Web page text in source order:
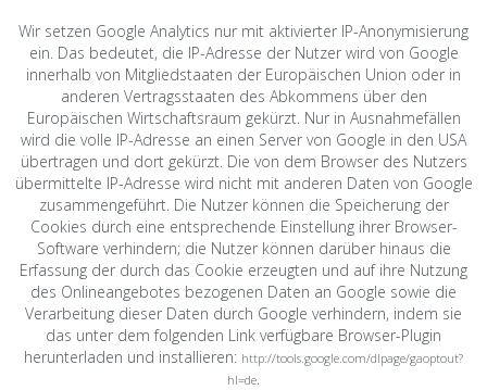
Wir setzen Google Analytics nur mit aktivierter IP-Anonymisierung
ein. Das bedeutet, die IP-Adresse der Nutzer wird von Google
innerhalb von Mitgliedstaaten der Europäischen Union oder in
anderen Vertragsstaaten des Abkommens über den
Europäischen Wirtschaftsraum gekürzt. Nur in Ausnahmefällen
wird die volle IP-Adresse an einen Server von Google in den USA
übertragen und dort gekürzt. Die von dem Browser des Nutzers
übermittelte IP-Adresse wird nicht mit anderen Daten von Google
zusammengeführt. Die Nutzer können die Speicherung der
Cookies durch eine entsprechende Einstellung ihrer Browser-
Software verhindern; die Nutzer können darüber hinaus die
Erfassung der durch das Cookie erzeugten und auf ihre Nutzung
des Onlineangebotes bezogenen Daten an Google sowie die
Verarbeitung dieser Daten durch Google verhindern, indem sie
das unter dem folgenden Link verfügbare Browser-Plugin
herunterladen und installieren: http://tools.google.com/dlpage/gaoptout?
hl=de.